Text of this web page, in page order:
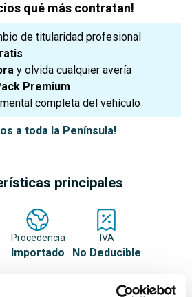
qué más contratan!
de titularidad profesional
y olvida cualquier avería
Premium
completa del vehículo
a toda la Península!
principales
Procedencia
Importado
IVA
No Deducible